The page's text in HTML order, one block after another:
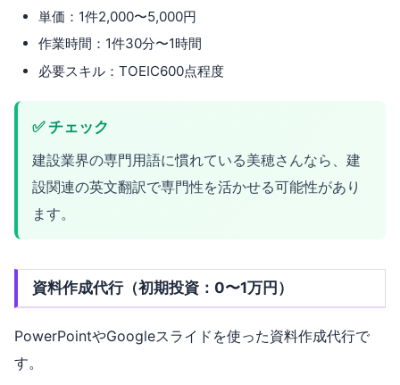
単価：1件2,000〜5,000円
作業時間：1件30分〜1時間
必要スキル：TOEIC600点程度
✅ チェック
建設業界の専門用語に慣れている美穂さんなら、建
設関連の英文翻訳で専門性を活かせる可能性があり
ます。
資料作成代行（初期投資：0〜1万円）
PowerPointやGoogleスライドを使った資料作成代行で
す。